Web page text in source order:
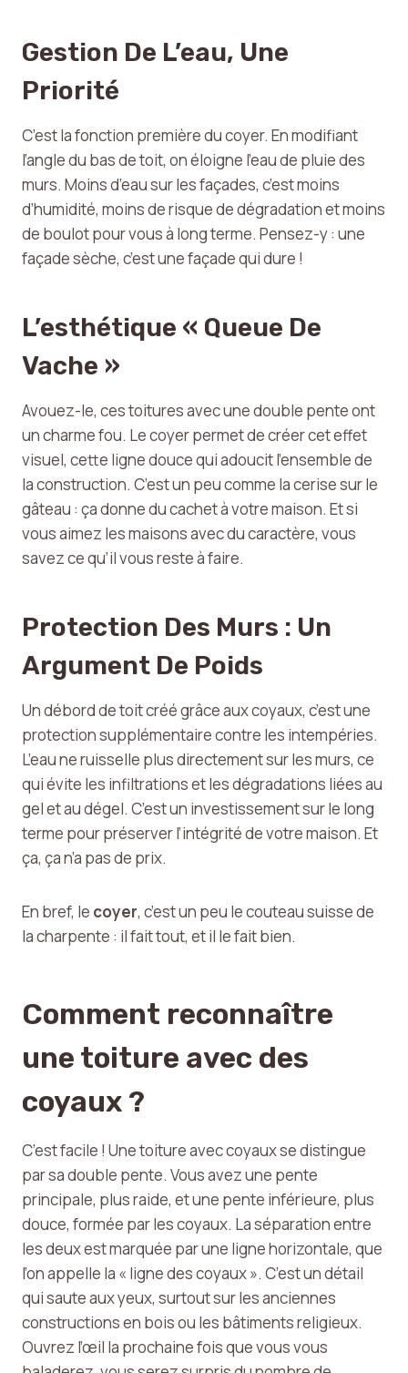
Gestion De L’eau, Une
Priorité
C’est la fonction première du coyer. En modifiant
l’angle du bas de toit, on éloigne l’eau de pluie des
murs. Moins d’eau sur les façades, c’est moins
d’humidité, moins de risque de dégradation et moins
de boulot pour vous à long terme. Pensez-y : une
façade sèche, c’est une façade qui dure !
L’esthétique « Queue De
Vache »
Avouez-le, ces toitures avec une double pente ont
un charme fou. Le coyer permet de créer cet effet
visuel, cette ligne douce qui adoucit l’ensemble de
la construction. C’est un peu comme la cerise sur le
gâteau : ça donne du cachet à votre maison. Et si
vous aimez les maisons avec du caractère, vous
savez ce qu’il vous reste à faire.
Protection Des Murs : Un
Argument De Poids
Un débord de toit créé grâce aux coyaux, c’est une
protection supplémentaire contre les intempéries.
L’eau ne ruisselle plus directement sur les murs, ce
qui évite les infiltrations et les dégradations liées au
gel et au dégel. C’est un investissement sur le long
terme pour préserver l’intégrité de votre maison. Et
ça, ça n’a pas de prix.
En bref, le coyer, c’est un peu le couteau suisse de
la charpente : il fait tout, et il le fait bien.
Comment reconnaître
une toiture avec des
coyaux ?
C’est facile ! Une toiture avec coyaux se distingue
par sa double pente. Vous avez une pente
principale, plus raide, et une pente inférieure, plus
douce, formée par les coyaux. La séparation entre
les deux est marquée par une ligne horizontale, que
l’on appelle la « ligne des coyaux ». C’est un détail
qui saute aux yeux, surtout sur les anciennes
constructions en bois ou les bâtiments religieux.
Ouvrez l’œil la prochaine fois que vous vous